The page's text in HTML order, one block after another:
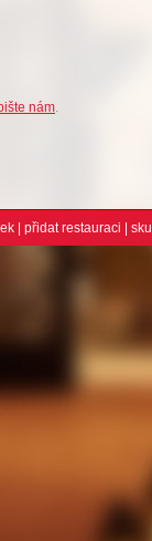
nám.
přidat restauraci |